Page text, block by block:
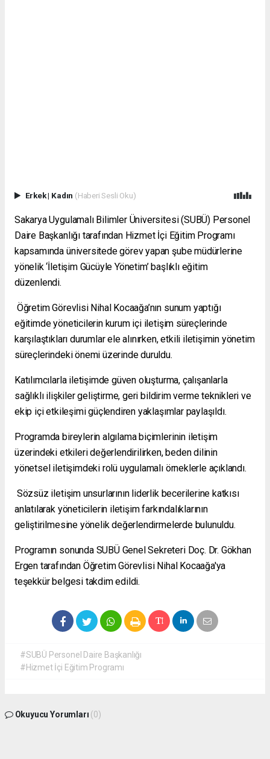
Erkek| Kadın (Haberi Sesli Oku)
Sakarya Uygulamalı Bilimler Üniversitesi (SUBÜ) Personel
Daire Başkanlığı tarafından Hizmet İçi Eğitim Programı
kapsamında üniversitede görev yapan şube müdürlerine
yönelik ‘İletişim Gücüyle Yönetim’ başlıklı eğitim
düzenlendi.
Öğretim Görevlisi Nihal Kocaağa’nın sunum yaptığı
eğitimde yöneticilerin kurum içi iletişim süreçlerinde
karşılaştıkları durumlar ele alınırken, etkili iletişimin yönetim
süreçlerindeki önemi üzerinde duruldu.
Katılımcılarla iletişimde güven oluşturma, çalışanlarla
sağlıklı ilişkiler geliştirme, geri bildirim verme teknikleri ve
ekip içi etkileşimi güçlendiren yaklaşımlar paylaşıldı.
Programda bireylerin algılama biçimlerinin iletişim
üzerindeki etkileri değerlendirilirken, beden dilinin
yönetsel iletişimdeki rolü uygulamalı örneklerle açıklandı.
Sözsüz iletişim unsurlarının liderlik becerilerine katkısı
anlatılarak yöneticilerin iletişim farkındalıklarının
geliştirilmesine yönelik değerlendirmelerde bulunuldu.
Programın sonunda SUBÜ Genel Sekreteri Doç. Dr. Gökhan
Ergen tarafından Öğretim Görevlisi Nihal Kocaağa'ya
teşekkür belgesi takdim edildi.
#SUBÜ Personel Daire Başkanlığı
#Hizmet İçi Eğitim Programı
Okuyucu Yorumları (0)